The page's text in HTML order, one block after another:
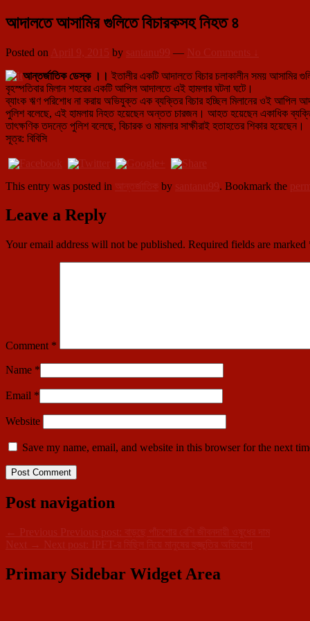
আদালতে আসামির গুলিতে বিচারকসহ নিহত ৪
Posted on April 9, 2015 by santanu99 — No Comments ↓
আন্তর্জাতিক ডেস্ক ।। ইতালীর একটি আদালতে বিচার চলাকালীন সময় আসামির
বৃহস্পতিবার মিলান শহরের একটি আপিল আদালতে এই হামলার ঘটনা ঘটে।
ব্যাংক ঋণ পরিশোধ না করায় অভিযুক্ত এক ব্যক্তির বিচার হচ্ছিল মিলানের ওই আপিল
পুলিশ বলেছে, এই হামলায় নিহত হয়েছেন অন্তত চারজন। আহত হয়েছেন একাধিক
তাৎক্ষণিক তদন্তে পুলিশ বলেছে, বিচারক ও মামলার সাক্ষীরাই হতাহতের শিকার হয়েছেন।
সূত্র: বিবিসি
This entry was posted in আন্তর্জাতিক by santanu99. Bookmark the
Leave a Reply
Your email address will not be published. Required fields are marked
Comment *
Name *
Email *
Website
Save my name, email, and website in this browser for the next
Post navigation
← Previous Previous post:
বাড়ছে পাঁচশোর বেশি জীবনদায়ী ওষুধের দাম
Next → Next post: IPFT-র মিছিল নিয়ে মানুষের হুজ্জুতির অভিযোগ
Primary Sidebar Widget Area